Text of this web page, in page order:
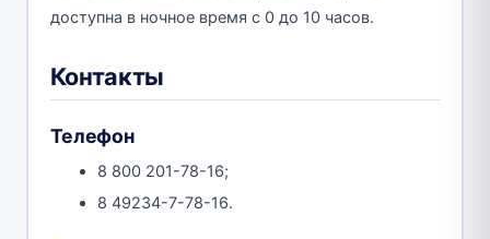
доступна в ночное время с 0 до 10 часов.
Контакты
Телефон
8 800 201-78-16;
8 49234-7-78-16.